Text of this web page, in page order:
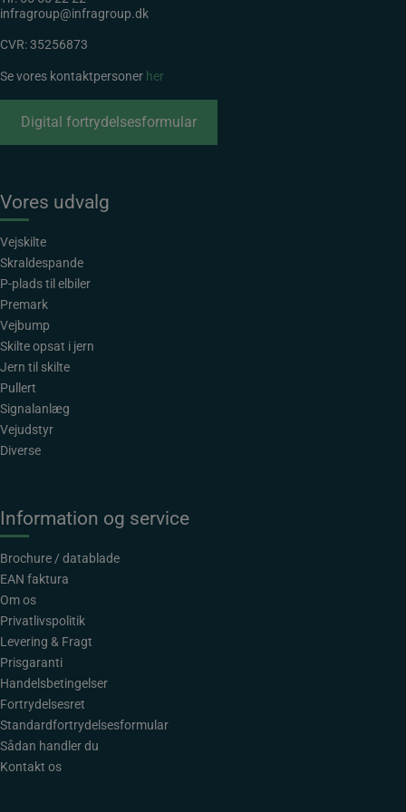
infragroup@infragroup.dk
CVR: 35256873
Se vores kontaktpersoner her
Digital fortrydelsesformular
Vores udvalg
Vejskilte
Skraldespande
P-plads til elbiler
Premark
Vejbump
Skilte opsat i jern
Jern til skilte
Pullert
Signalanlæg
Vejudstyr
Diverse
Information og service
Brochure / datablade
EAN faktura
Om os
Privatlivspolitik
Levering & Fragt
Prisgaranti
Handelsbetingelser
Fortrydelsesret
Standardfortrydelsesformular
Sådan handler du
Kontakt os